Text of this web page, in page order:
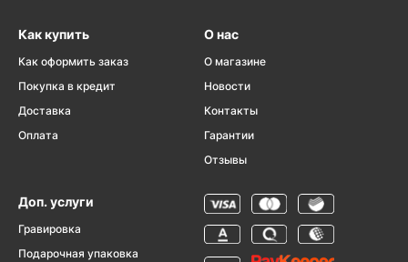
Как купить
Как оформить заказ
Покупка в кредит
Доставка
Оплата
О нас
О магазине
Новости
Контакты
Гарантии
Отзывы
Доп. услуги
Гравировка
Подарочная упаковка